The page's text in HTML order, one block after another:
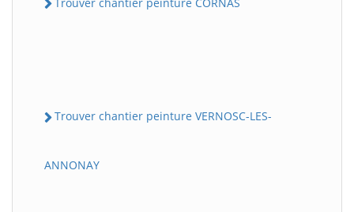
Trouver chantier peinture VERNOSC-LES-
ANNONAY